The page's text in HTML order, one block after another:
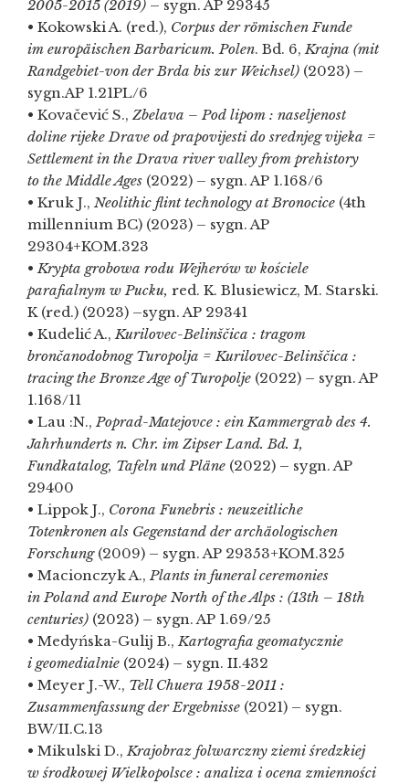
2005-2015 (2019) – sygn. AP 29345
• Kokowski A. (red.), Corpus der römischen Funde
im europäischen Barbaricum. Polen. Bd. 6, Krajna (mit
Randgebiet-von der Brda bis zur Weichsel) (2023) –
sygn.AP 1.21PL/6
• Kovačević S., Zbelava – Pod lipom : naseljenost
doline rijeke Drave od prapovijesti do srednjeg vijeka =
Settlement in the Drava river valley from prehistory
to the Middle Ages (2022) – sygn. AP 1.168/6
• Kruk J., Neolithic flint technology at Bronocice (4th
millennium BC) (2023) – sygn. AP
29304+KOM.323
• Krypta grobowa rodu Wejherów w kościele
parafialnym w Pucku, red. K. Blusiewicz, M. Starski.
K (red.) (2023) –sygn. AP 29341
• Kudelić A., Kurilovec-Belinščica : tragom
brončanodobnog Turopolja = Kurilovec-Belinščica :
tracing the Bronze Age of Turopolje (2022) – sygn. AP
1.168/11
• Lau :N., Poprad-Matejovce : ein Kammergrab des 4.
Jahrhunderts n. Chr. im Zipser Land. Bd. 1,
Fundkatalog, Tafeln und Pläne (2022) – sygn. AP
29400
• Lippok J., Corona Funebris : neuzeitliche
Totenkronen als Gegenstand der archäologischen
Forschung (2009) – sygn. AP 29353+KOM.325
• Macionczyk A., Plants in funeral ceremonies
in Poland and Europe North of the Alps : (13th – 18th
centuries) (2023) – sygn. AP 1.69/25
• Medyńska-Gulij B., Kartografia geomatycznie
i geomedialnie (2024) – sygn. II.432
• Meyer J.-W., Tell Chuera 1958-2011 :
Zusammenfassung der Ergebnisse (2021) – sygn.
BW/II.C.13
• Mikulski D., Krajobraz folwarczny ziemi średzkiej
w środkowej Wielkopolsce : analiza i ocena zmienności